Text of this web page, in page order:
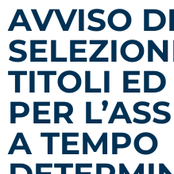
AVVISO DI
TITOLI
PER
A TEMPO